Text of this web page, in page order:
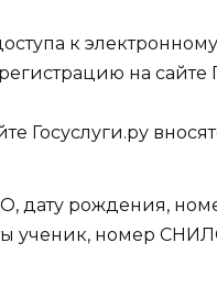
к
на сайте
Госуслуги.ру
дату рождения,
ученик, номер